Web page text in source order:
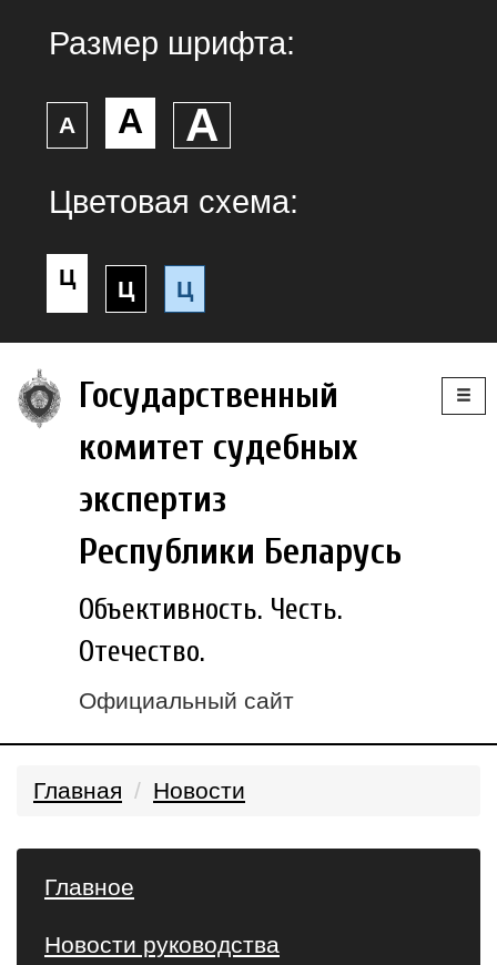
Размер шрифта:
А А А
Цветовая схема:
Ц Ц Ц
Государственный
комитет судебных
экспертиз
Республики Беларусь
Объективность. Честь.
Отечество.
Официальный сайт
Главная Новости
Главное
Новости руководства